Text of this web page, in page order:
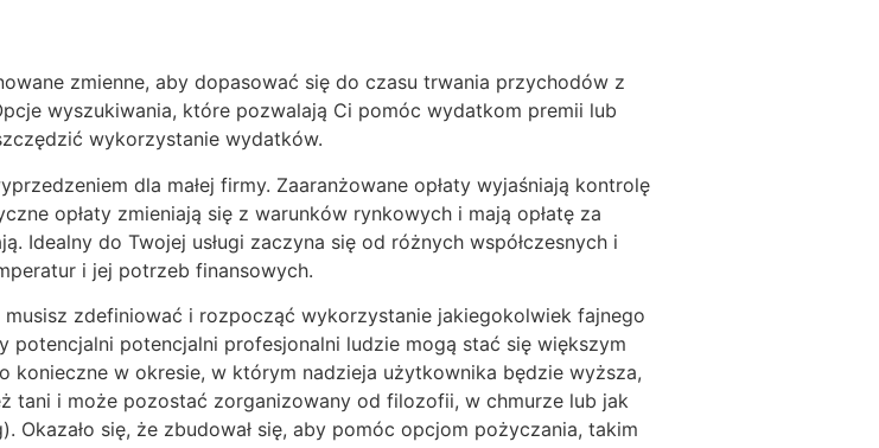
zmienne, aby dopasować się do czasu trwania przychodów z
wyszukiwania, które pozwalają Ci pomóc wydatkom premii lub
wykorzystanie wydatków.
dla małej firmy. Zaaranżowane opłaty wyjaśniają kontrolę
opłaty zmieniają się z warunków rynkowych i mają opłatę za
Idealny do Twojej usługi zaczyna się od różnych współczesnych i
i jej potrzeb finansowych.
musisz zdefiniować i rozpocząć wykorzystanie jakiegokolwiek fajnego
potencjalni profesjonalni ludzie mogą stać się większym
konieczne w okresie, w którym nadzieja użytkownika będzie wyższa,
tani i może pozostać zorganizowany od filozofii, w chmurze lub jak
Okazało się, że zbudował się, aby pomóc opcjom pożyczania, takim